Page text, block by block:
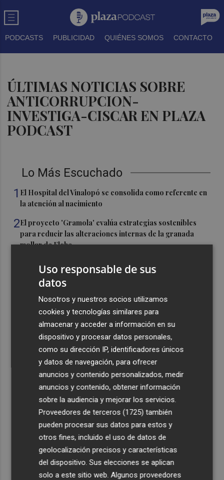
PODCASTS PUBLICIDAD QUIÉNES SOMOS CONTACTO
ÚLTIMAS NOTICIAS SOBRE
ANTICORRUPCION-
INVESTIGA-CISCAR EN PLAZA
PODCAST
Lo Más Escuchado
1 El Hospital del Vinalopó se consolida como referente en
la atención al nacimiento
2El proyecto 'Gramola' evalúa estrategias sostenibles
para reducir las alteraciones internas de la granada
mollar de Elche
María Escarmiento se suma a El Kanka en el cartel del
festival Epicentro de Mula
UPCT Makers culmina con éxito un catamarán para
monitorizar el Mar Menor y ya prepara un dron
submarino autónomo
Una batea clochinera se hunde y otra sufre daños en un
incidente con un buque en el puerto de Valencia
Recibe toda la actualidad de
Plaza Podcast en tu correo
Quiero suscribirme
Uso responsable de sus
datos
Nosotros y nuestros socios utilizamos
cookies y tecnologías similares para
almacenar y acceder a información en su
dispositivo y procesar datos personales,
como su dirección IP, identificadores únicos
y datos de navegación, para ofrecer
anuncios y contenido personalizados, medir
anuncios y contenido, obtener información
sobre la audiencia y mejorar los servicios.
Proveedores de terceros (1725) también
pueden procesar sus datos para estos y
otros fines, incluido el uso de datos de
geolocalización precisos y características
del dispositivo. Sus elecciones se aplican
solo a este sitio web. Algunos proveedores